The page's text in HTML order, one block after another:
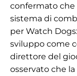
confermato che
sistema di
per Watch
sviluppo come
direttore del
osservato che